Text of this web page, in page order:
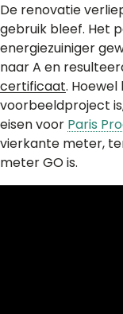
De renovatie
gebruik bleef. Het
energiezuiniger
naar A en
certificaat.
voorbeeldproject
eisen voor Paris
vierkante meter,
meter GO is.